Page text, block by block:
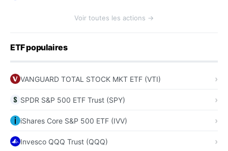
Voir toutes les actions →
ETF populaires
VANGUARD TOTAL STOCK MKT ETF (VTI)
SPDR S&P 500 ETF Trust (SPY)
iShares Core S&P 500 ETF (IVV)
Invesco QQQ Trust (QQQ)